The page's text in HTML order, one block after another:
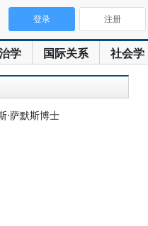
学 国际关系 社会学
登录 注册
·萨默斯博士